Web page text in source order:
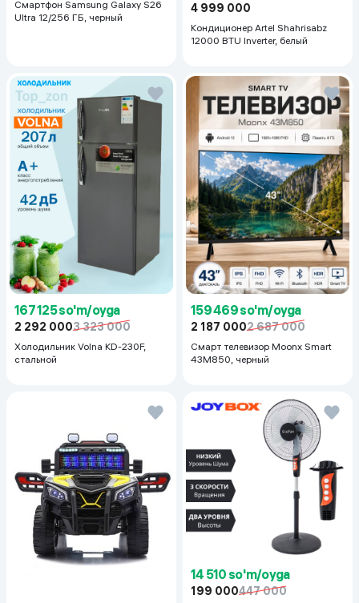
Смартфон Samsung Galaxy S26
Ultra 12/256 ГБ, черный
4 999 000
Кондиционер Artel Shahrisabz
12000 BTU Inverter, белый
167 125 so'm/oyga
2 292 0003 323 000
Холодильник Volna KD-230F,
стальной
159 469 so'm/oyga
2 187 0002 687 000
Смарт телевизор Moonx Smart
43M850, черный
14 510 so'm/oyga
199 000447 000